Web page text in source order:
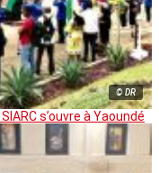
© DR
s’ouvre à Yaoundé